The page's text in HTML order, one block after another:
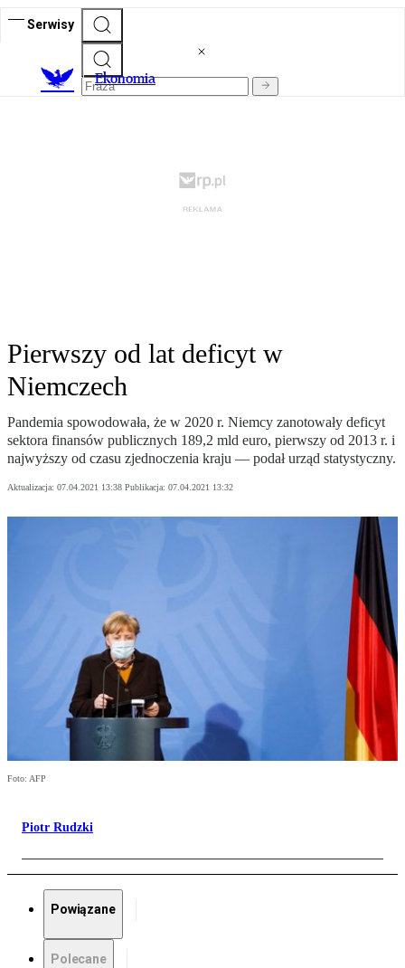
Serwisy
Ekonomia
Pierwszy od lat deficyt w
Niemczech
Pandemia spowodowała, że w 2020 r. Niemcy zanotowały deficyt
sektora finansów publicznych 189,2 mld euro, pierwszy od 2013 r. i
najwyższy od czasu zjednoczenia kraju — podał urząd statystyczny.
Aktualizacja: 07.04.2021 13:38 Publikacja: 07.04.2021 13:32
Foto: AFP
Piotr Rudzki
Powiązane
Polecane